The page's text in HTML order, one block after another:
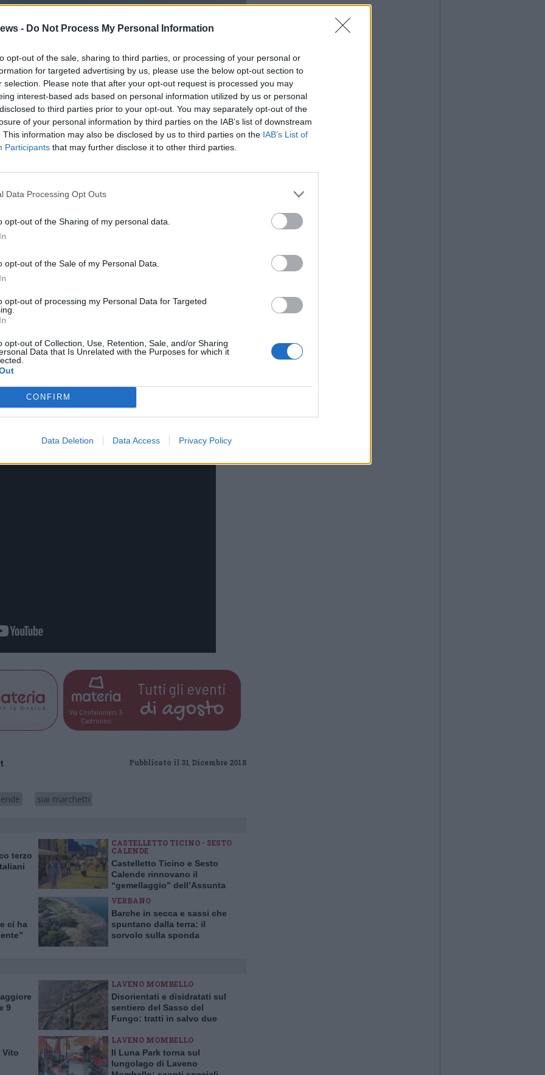
- Do Not Process My Personal Information
opt-out of the sale, sharing to third parties, or processing of your personal or
for targeted advertising by us, please use the below opt-out section to
selection. Please note that after your opt-out request is processed you may
interest-based ads based on personal information utilized by us or personal
to third parties prior to your opt-out. You may separately opt-out of the
of your personal information by third parties on the IAB’s list of downstream
This information may also be disclosed by us to third parties on the IAB’s List of
Participants that may further disclose it to other third parties.
Data Processing Opt Outs
opt-out of the Sharing of my personal data.
opt-out of the Sale of my Personal Data.
opt-out of processing my Personal Data for Targeted
opt-out of Collection, Use, Retention, Sale, and/or Sharing
Data that Is Unrelated with the Purposes for which it
CONFIRM
Data Deletion Data Access Privacy Policy
è solo
momento si tratta di una produzione
polso di alta qualità, dal design ispirato
e personalizzabili.
altre macchine che sono diventate
Non si tratta – precisa Limbiati –
ma di un tributo reale che, oltre al lato
l’obiettivo dicontribuire all’attività dei
“. Ricordo infatti che, grazie a un
un contributo all’attività di
storico che giace in via De Pinedo».
Via Confalonieri, 5
Castronno
Tutti gli eventi
di agosto
Pubblicato il 31 Dicembre 2018
siai marchetti
terzo
CASTELLETTO TICINO - SESTO
CALENDE
Castelletto Ticino e Sesto
Calende rinnovano il
“gemellaggio” dell’Assunta
ci ha
VERBANO
Barche in secca e sassi che
spuntano dalla terra: il
sorvolo sulla sponda
9
LAVENO MOMBELLO
Disorientati e disidratati sul
sentiero del Sasso del
Fungo: tratti in salvo due
Vito
LAVENO MOMBELLO
Il Luna Park torna sul
lungolago di Laveno